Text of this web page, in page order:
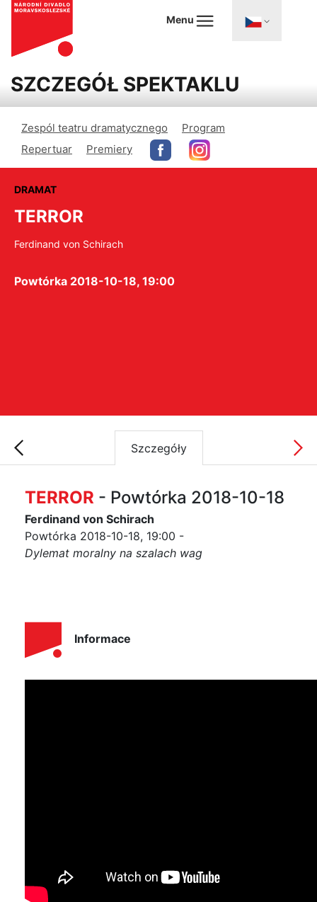
Menu
SZCZEGÓŁ SPEKTAKLU
Zespól teatru dramatycznego
Program
Repertuar
Premiery
DRAMAT
TERROR
Ferdinand von Schirach
Powtórka 2018-10-18, 19:00
Szczegóły
TERROR - Powtórka 2018-10-18
Ferdinand von Schirach
Powtórka 2018-10-18, 19:00 -
Dylemat moralny na szalach wag
Informace